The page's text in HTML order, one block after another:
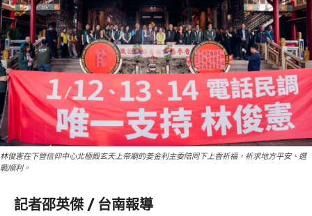
林俊憲在下營信仰中心北極殿玄天上帝廟的姜金利主委陪同下上香祈福，祈求地方平安、選
戰順利。
記者邵英傑 / 台南報導